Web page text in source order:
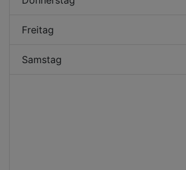
Freitag
Samstag